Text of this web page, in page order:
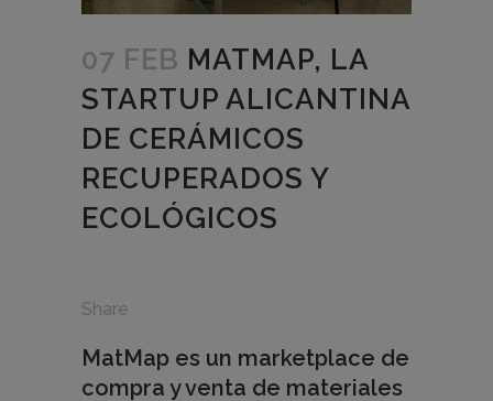
07 FEB MATMAP, LA
STARTUP ALICANTINA
DE CERÁMICOS
RECUPERADOS Y
ECOLÓGICOS
Share
MatMap es un marketplace de
compra y venta de materiales